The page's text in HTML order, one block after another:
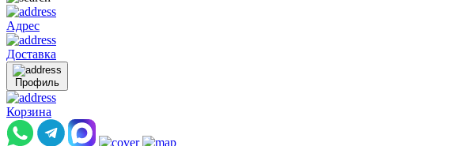
Адрес
Доставка
Профиль
Корзина